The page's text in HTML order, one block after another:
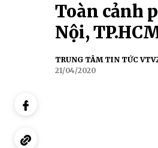
Toàn cảnh
Nội,
TRUNG TÂM TIN TỨC
21/04/2020